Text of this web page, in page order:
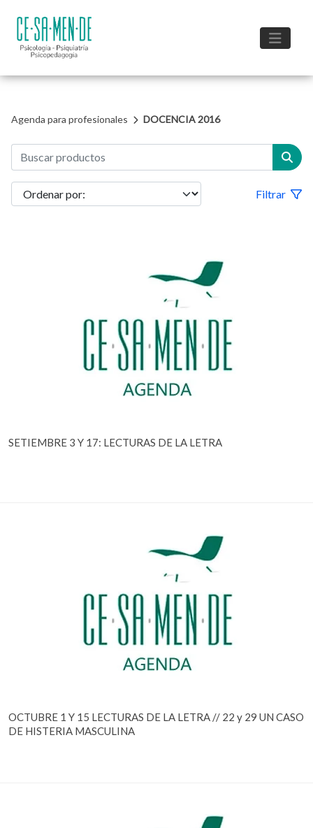
Agenda para profesionales DOCENCIA 2016
Filtrar
SETIEMBRE 3 Y 17: LECTURAS DE LA LETRA
OCTUBRE 1 Y 15 LECTURAS DE LA LETRA // 22 y 29 UN CASO
DE HISTERIA MASCULINA